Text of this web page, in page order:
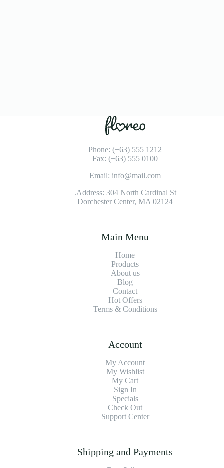
Phone: (+63) 555 1212
Fax: (+63) 555 0100
Email: info@mail.com
Address: 304 North Cardinal St.
Dorchester Center, MA 02124
Main Menu
Home
Products
About us
Blog
Contact
Hot Offers
Terms & Conditions
Account
My Account
My Wishlist
My Cart
Sign In
Specials
Check Out
Support Center
Shipping and Payments